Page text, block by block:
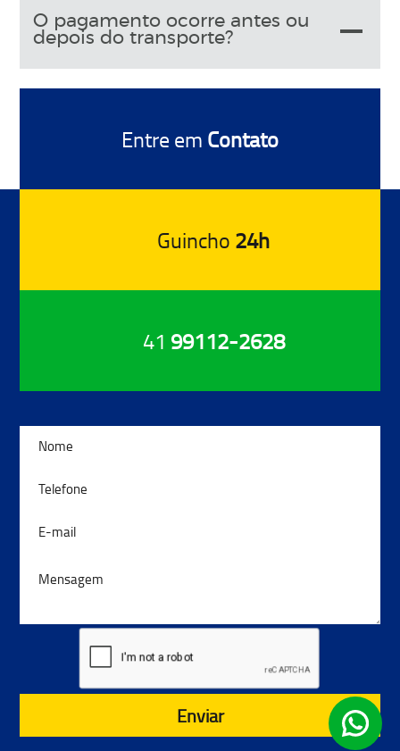
O pagamento ocorre antes ou
depois do transporte?
Guincho 24h
Entre em Contato
41 99112-2628
Enviar